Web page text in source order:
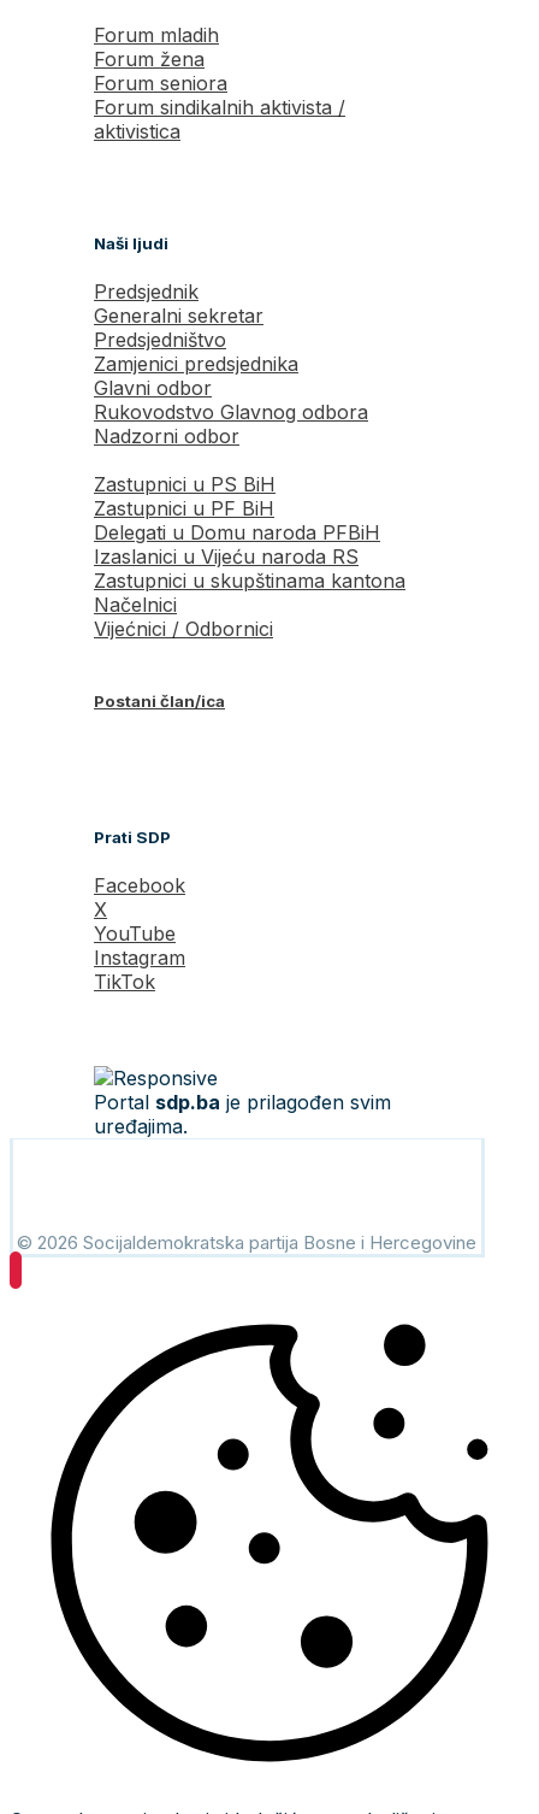
Forum mladih
Forum žena
Forum seniora
Forum sindikalnih aktivista /
aktivistica
Naši ljudi
Predsjednik
Generalni sekretar
Predsjedništvo
Zamjenici predsjednika
Glavni odbor
Rukovodstvo Glavnog odbora
Nadzorni odbor
Zastupnici u PS BiH
Zastupnici u PF BiH
Delegati u Domu naroda PFBiH
Izaslanici u Vijeću naroda RS
Zastupnici u skupštinama kantona
Načelnici
Vijećnici / Odbornici
Postani član/ica
Prati SDP
Facebook
X
YouTube
Instagram
TikTok
Portal sdp.ba je prilagođen svim
uređajima.
© 2026 Socijaldemokratska partija Bosne i Hercegovine